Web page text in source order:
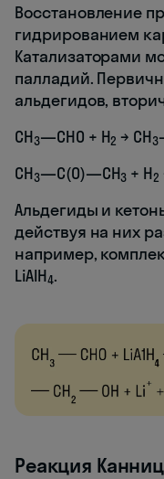
Восстановление
гидрированием
Катализаторами
палладий.
альдегидов,
СН3—СНО + Н2 → CH3
CH3—C(O)—CH3 + H2
Альдегиды и
действуя на них
например,
LiAlH4.
Реакция